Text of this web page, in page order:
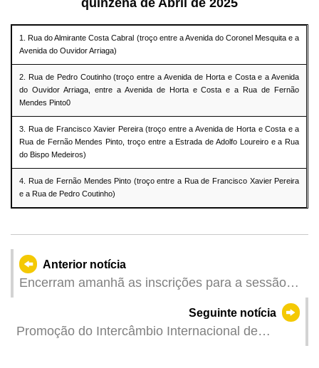
1. Rua do Almirante Costa Cabral (troço entre a Avenida do Coronel Mesquita e a
Avenida do Ouvidor Arriaga)
2. Rua de Pedro Coutinho (troço entre a Avenida de Horta e Costa e a Avenida
do Ouvidor Arriaga, entre a Avenida de Horta e Costa e a Rua de Fernão
Mendes Pinto0
3. Rua de Francisco Xavier Pereira (troço entre a Avenida de Horta e Costa e a
Rua de Fernão Mendes Pinto, troço entre a Estrada de Adolfo Loureiro e a Rua
do Bispo Medeiros)
4. Rua de Fernão Mendes Pinto (troço entre a Rua de Francisco Xavier Pereira
e a Rua de Pedro Coutinho)
Anterior notícia
Encerram amanhã as inscrições para a sessão
eleitorais para a Assembleia Legislativa
Seguinte notícia
Promoção do Intercâmbio Internacional de